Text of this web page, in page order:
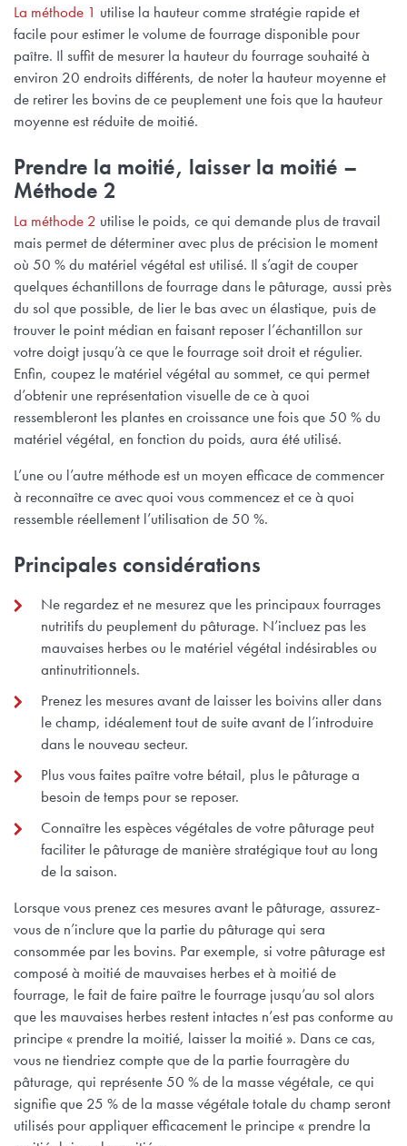
La méthode 1 utilise la hauteur comme stratégie rapide et
facile pour estimer le volume de fourrage disponible pour
paître. Il suffit de mesurer la hauteur du fourrage souhaité à
environ 20 endroits différents, de noter la hauteur moyenne et
de retirer les bovins de ce peuplement une fois que la hauteur
moyenne est réduite de moitié.
Prendre la moitié, laisser la moitié –
Méthode 2
La méthode 2 utilise le poids, ce qui demande plus de travail
mais permet de déterminer avec plus de précision le moment
où 50 % du matériel végétal est utilisé. Il s’agit de couper
quelques échantillons de fourrage dans le pâturage, aussi près
du sol que possible, de lier le bas avec un élastique, puis de
trouver le point médian en faisant reposer l’échantillon sur
votre doigt jusqu’à ce que le fourrage soit droit et régulier.
Enfin, coupez le matériel végétal au sommet, ce qui permet
d’obtenir une représentation visuelle de ce à quoi
ressembleront les plantes en croissance une fois que 50 % du
matériel végétal, en fonction du poids, aura été utilisé.
L’une ou l’autre méthode est un moyen efficace de commencer
à reconnaître ce avec quoi vous commencez et ce à quoi
ressemble réellement l’utilisation de 50 %.
Principales considérations
Ne regardez et ne mesurez que les principaux fourrages
nutritifs du peuplement du pâturage. N’incluez pas les
mauvaises herbes ou le matériel végétal indésirables ou
antinutritionnels.
Prenez les mesures avant de laisser les boivins aller dans
le champ, idéalement tout de suite avant de l’introduire
dans le nouveau secteur.
Plus vous faites paître votre bétail, plus le pâturage a
besoin de temps pour se reposer.
Connaître les espèces végétales de votre pâturage peut
faciliter le pâturage de manière stratégique tout au long
de la saison.
Lorsque vous prenez ces mesures avant le pâturage, assurez-
vous de n’inclure que la partie du pâturage qui sera
consommée par les bovins. Par exemple, si votre pâturage est
composé à moitié de mauvaises herbes et à moitié de
fourrage, le fait de faire paître le fourrage jusqu’au sol alors
que les mauvaises herbes restent intactes n’est pas conforme au
principe « prendre la moitié, laisser la moitié ». Dans ce cas,
vous ne tiendriez compte que de la partie fourragère du
pâturage, qui représente 50 % de la masse végétale, ce qui
signifie que 25 % de la masse végétale totale du champ seront
utilisés pour appliquer efficacement le principe « prendre la